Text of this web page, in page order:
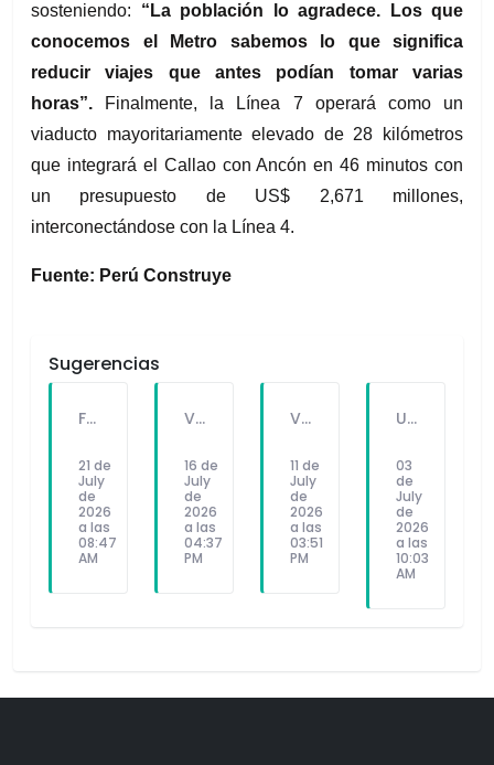
sosteniendo: “La población lo agradece. Los que
conocemos el Metro sabemos lo que significa
reducir viajes que antes podían tomar varias
horas”. Finalmente, la Línea 7 operará como un
viaducto mayoritariamente elevado de 28 kilómetros
que integrará el Callao con Ancón en 46 minutos con
un presupuesto de US$ 2,671 millones,
interconectándose con la Línea 4.
Fuente: Perú Construye
Sugerencias
FALLECE FORTUNATO CHUQUITAYPE ANDRADE, “EL CHOLO”, REFERENTE DE LA SOLIDARIDAD Y LA CULTURA EN VILLA EL SALVADOR
21 de
July
de
2026
a las
08:47
AM
VILLA EL SALVADOR RECIBE A ANA CORREA PARA PRESENTAR LIBRO SOBRE MEMORIA, TEATRO Y RESISTENCIA DURANTE EL CONFLICTO ARMADO INTERNO.
16 de
July
de
2026
a las
04:37
PM
VILLA EL SALVADOR: EL ALCALDE GUIDO IÑIGO PERALTA PRIORIZÓ CONCIERTO DE SOMOS PERÚ Y NO ASISTIÓ AL DESFILE ESCOLAR CÍVICO CULTURAL 2026
11 de
July
de
2026
a las
03:51
PM
UNIVERSIDAD SEÑOR DE SIPÁN PRESENTÓ ROBOT HUMANOIDE DE ÚLTIMA GENERACIÓN PARA FORTALECER LA INVESTIGACIÓN Y LA FORMACIÓN ACADÉMICA
03
de
July
de
2026
a las
10:03
AM